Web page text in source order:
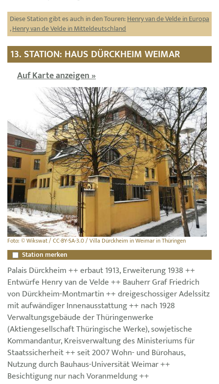
Diese Station gibt es auch in den Touren:Henry van de Velde in Europa
,Henry van de Velde in Mitteldeutschland
13. STATION: HAUS DÜRCKHEIM WEIMAR
Auf Karte anzeigen »
Foto: © Wikswat / CC-BY-SA-3.0 / Villa Dürckheim in Weimar in Thüringen
Station merken
Palais Dürckheim ++ erbaut 1913, Erweiterung 1938 ++
Entwürfe Henry van de Velde ++ Bauherr Graf Friedrich
von Dürckheim-Montmartin ++ dreigeschossiger Adelssitz
mit aufwändiger Innenausstattung ++ nach 1928
Verwaltungsgebäude der Thüringenwerke
(Aktiengesellschaft Thüringische Werke), sowjetische
Kommandantur, Kreisverwaltung des Ministeriums für
Staatssicherheit ++ seit 2007 Wohn- und Bürohaus,
Nutzung durch Bauhaus-Universität Weimar ++
Besichtigung nur nach Voranmeldung ++